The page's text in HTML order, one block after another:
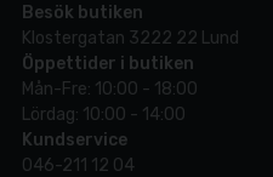
Besök butiken
Klostergatan 3222 22 Lund
Öppettider i butiken
Mån-Fre: 10:00 - 18:00
Lördag: 10:00 - 14:00
Kundservice
046-211 12 04